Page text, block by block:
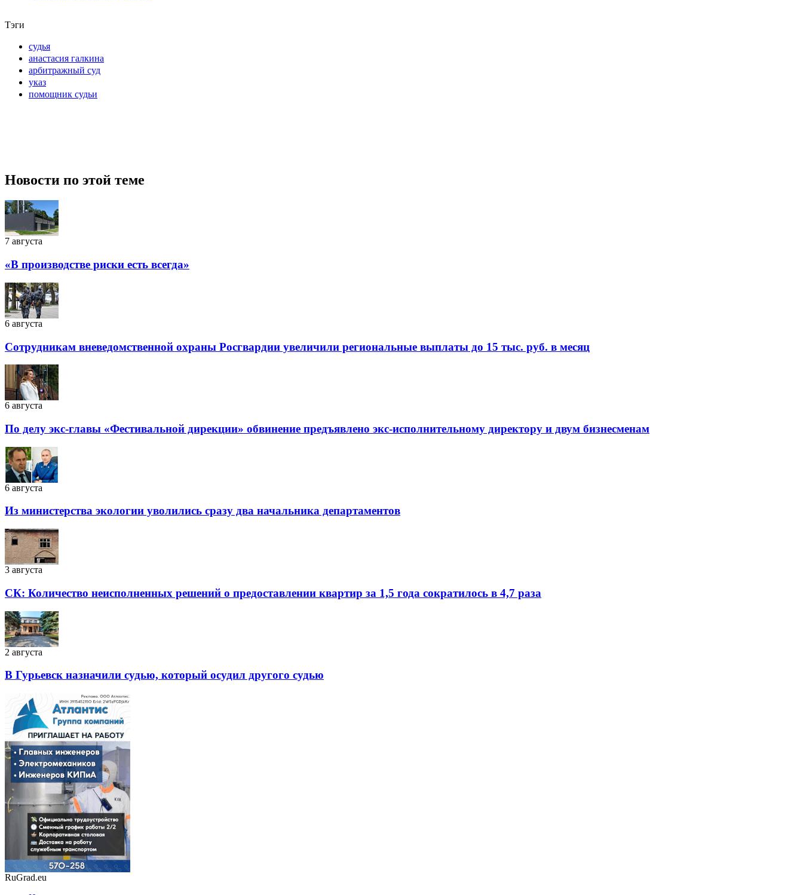
Тэги
судья
анастасия галкина
арбитражный суд
указ
помощник судьи
Новости по этой теме
7 августа
«В производстве риски есть всегда»
6 августа
Сотрудникам вневедомственной охраны Росгвардии увеличили региональные выплаты до 15 тыс. руб. в месяц
6 августа
По делу экс-главы «Фестивальной дирекции» обвинение предъявлено экс-исполнительному директору и двум бизнесменам
6 августа
Из министерства экологии уволились сразу два начальника департаментов
3 августа
СК: Количество неисполненных решений о предоставлении квартир за 1,5 года сократилось в 4,7 раза
2 августа
В Гурьевск назначили судью, который осудил другого судью
RuGrad.eu